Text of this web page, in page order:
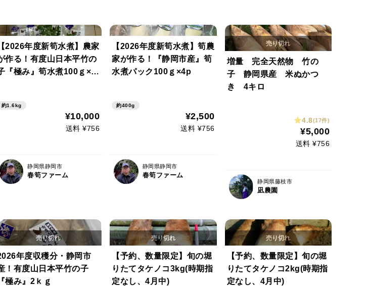
【2026年度新筍水煮】農家
作る！有度山日本平竹の
『極み』筍水煮100ｇ×1
約1.6kg
¥10,000
送料 ¥756
静岡県静岡市
春筍ファーム
【2026年度新筍水煮】筍農
家が作る！『静岡市産』筍
水煮パック100ｇ×4p
約400g
¥2,500
送料 ¥756
静岡県静岡市
春筍ファーム
増量 完全天然物 竹の
子 静岡県産 米ぬかつ
き 4キロ
4.8(17件)
¥5,000
送料 ¥756
静岡県藤枝市
凪農園
年度収穫分・静岡市
！有度山日本平竹の子
『極み』2ｋｇ
【予約、数量限定】旬の堀
りたてタケノコ3kg(時期指
定なし、4月中)
【予約、数量限定】旬の堀
りたてタケノコ2kg(時期指
定なし、4月中)